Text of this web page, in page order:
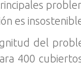
es
del
400